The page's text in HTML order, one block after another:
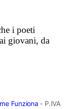
i poeti
giovani, da
Funziona - P.IVA